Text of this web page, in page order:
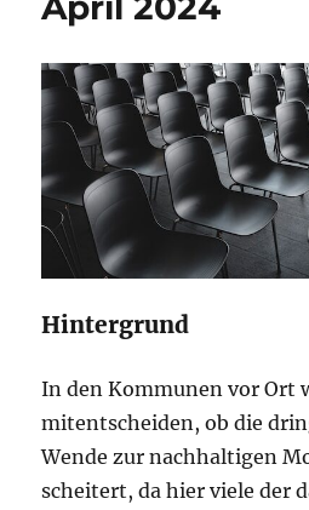
Hintergrund
In den Kommunen vor Ort
mitentscheiden, ob die
Wende zur nachhaltigen
scheitert, da hier viele der